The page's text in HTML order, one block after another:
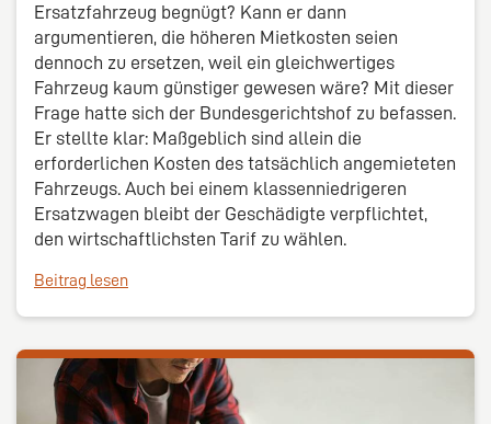
Ersatzfahrzeug begnügt? Kann er dann
argumentieren, die höheren Mietkosten seien
dennoch zu ersetzen, weil ein gleichwertiges
Fahrzeug kaum günstiger gewesen wäre? Mit dieser
Frage hatte sich der Bundesgerichtshof zu befassen.
Er stellte klar: Maßgeblich sind allein die
erforderlichen Kosten des tatsächlich angemieteten
Fahrzeugs. Auch bei einem klassenniedrigeren
Ersatzwagen bleibt der Geschädigte verpflichtet,
den wirtschaftlichsten Tarif zu wählen.
Beitrag lesen